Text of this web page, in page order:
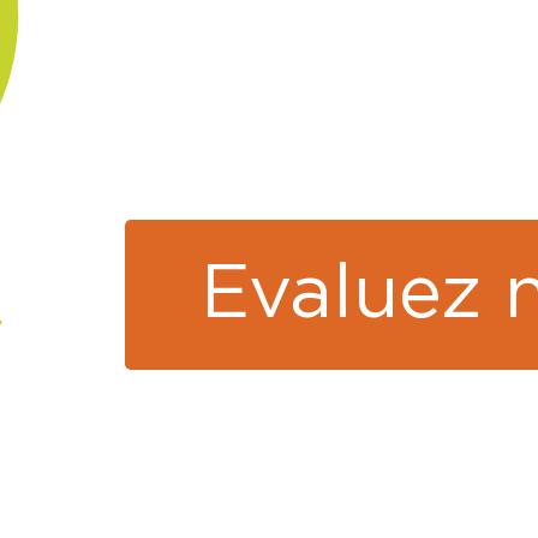
Evaluez